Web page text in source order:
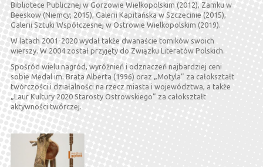
Bibliotece Publicznej w Gorzowie Wielkopolskim (2012), Zamku w
Beeskow (Niemcy; 2015), Galerii Kapitańska w Szczecinie (2015),
Galerii Sztuki Współczesnej w Ostrowie Wielkopolskim (2019).
W latach 2001-2020 wydał także dwanaście tomików swoich
wierszy. W 2004 został przyjęty do Związku Literatów Polskich.
Spośród wielu nagród, wyróżnień i odznaczeń najbardziej ceni
sobie Medal im. Brata Alberta (1996) oraz „Motyla” za całokształt
twórczości i działalności na rzecz miasta i województwa, a także
„Laur Kultury 2020 Starosty Ostrowskiego” za całokształt
aktywności twórczej.